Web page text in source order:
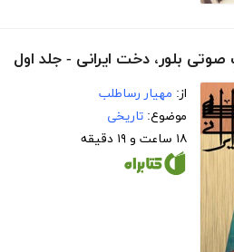
صوتی بلور، دخت ایرانی - جلد اول
از: مهیار رساطلب
موضوع: تاریخی
۱۸ ساعت و ۱۹ دقیقه